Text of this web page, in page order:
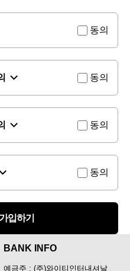
동의
동의
동의
동의
입하기
BANK INFO
예금주 : (주)와이티인터내셔날